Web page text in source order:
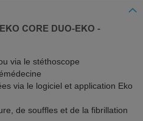
CORE DUO-EKO -
via le stéthoscope
via le logiciel et application Eko
de souffles et de la fibrillation